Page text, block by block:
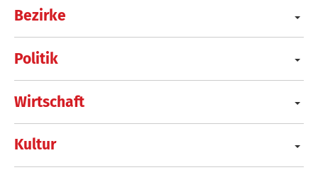
Bezirke
Politik
Wirtschaft
Kultur